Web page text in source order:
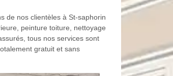
de nos clientèles à St-saphorin
peinture toiture, nettoyage
tous nos services sont
gratuit et sans